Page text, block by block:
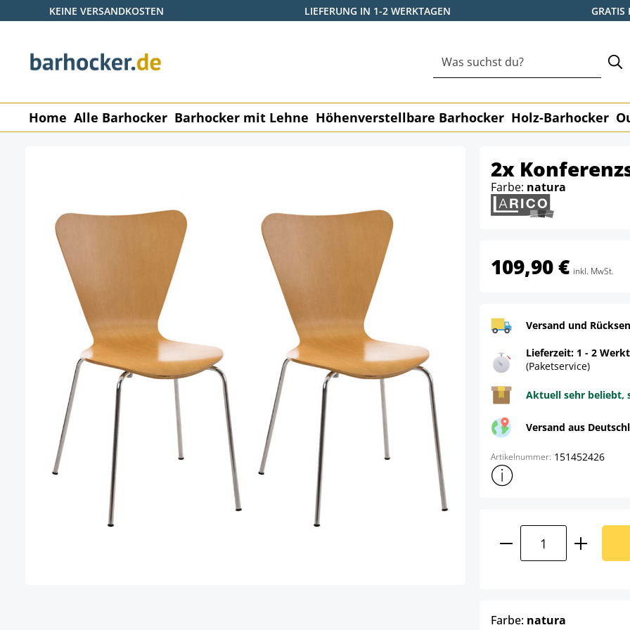
Hauptinhalt springen
Zur Suche springen
Zur Hauptnavigation springen
KEINE VERSANDKOSTEN LIEFERUNG IN 1-2 WERKTAGEN GRATIS
Home Alle Barhocker Barhocker mit Lehne Höhenverstellbare Barhocker Holz-Barhocker
2x
Farbe: natura
109,90 € inkl. MwSt.
Versand und
Lieferzeit: 1 - 2
(Paketservice)
Aktuell sehr beliebt,
Versand aus
Artikelnummer: 151452426
Weitere
Produkt Anzahl:
Farbe: natura